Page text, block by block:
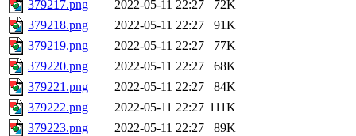
379217.png 2022-05-11 22:27
72K
379218.png
2022-05-11 22:27
91K
379219.png
2022-05-11 22:27
77K
379220.png
2022-05-11 22:27
68K
379221.png
2022-05-11 22:27
84K
379222.png
2022-05-11 22:27 111K
379223.png
2022-05-11 22:27
89K